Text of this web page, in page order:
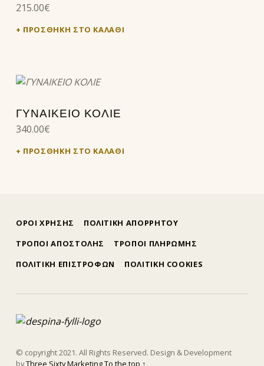
215.00€
ΠΡΟΣΘΉΚΗ ΣΤΟ ΚΑΛΆΘΙ
ΓΥΝΑΙΚΕΙΟ ΚΟΛΙΕ
340.00€
ΠΡΟΣΘΉΚΗ ΣΤΟ ΚΑΛΆΘΙ
ΟΡΟΙ ΧΡΗΣΗΣ
ΠΟΛΙΤΙΚΗ ΑΠΟΡΡΗΤΟΥ
ΤΡΟΠΟΙ ΑΠΟΣΤΟΛΗΣ
ΤΡΟΠΟΙ ΠΛΗΡΩΜΗΣ
ΠΟΛΙΤΙΚΗ ΕΠΙΣΤΡΟΦΩΝ
ΠΟΛΙΤΙΚΗ COOKIES
δέσποινα φύλλη
ΕΜΠΟΡΊΑ ΧΡΥΣΟΎ ΚΑΙ ΚΟΣΜΗΜΆΤΩΝ
© copyright 2021. All Rights Reserved. Design & Development
byThree Sixty MarketingTo the top ↑